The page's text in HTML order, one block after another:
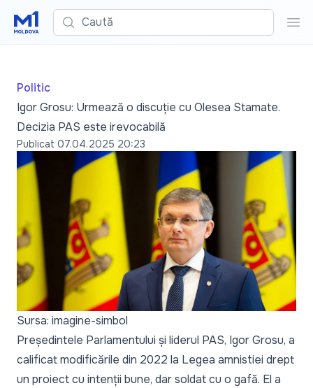
Caută
Politic
Igor Grosu: Urmează o discuție cu Olesea Stamate.
Decizia PAS este irevocabilă
Publicat 07.04.2025 20:23
Sursa: imagine-simbol
Președintele Parlamentului și liderul PAS, Igor Grosu, a
calificat modificările din 2022 la Legea amnistiei drept
un proiect cu intenții bune, dar soldat cu o gafă. El a